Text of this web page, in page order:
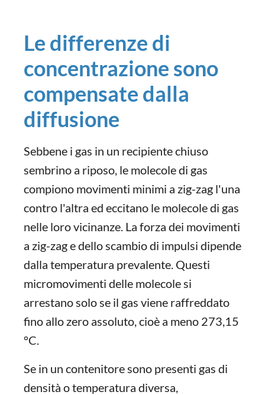
Le differenze di
concentrazione sono
compensate dalla
diffusione
Sebbene i gas in un recipiente chiuso
sembrino a riposo, le molecole di gas
compiono movimenti minimi a zig-zag l'una
contro l'altra ed eccitano le molecole di gas
nelle loro vicinanze. La forza dei movimenti
a zig-zag e dello scambio di impulsi dipende
dalla temperatura prevalente. Questi
micromovimenti delle molecole si
arrestano solo se il gas viene raffreddato
fino allo zero assoluto, cioè a meno 273,15
°C.
Se in un contenitore sono presenti gas di
densità o temperatura diversa,